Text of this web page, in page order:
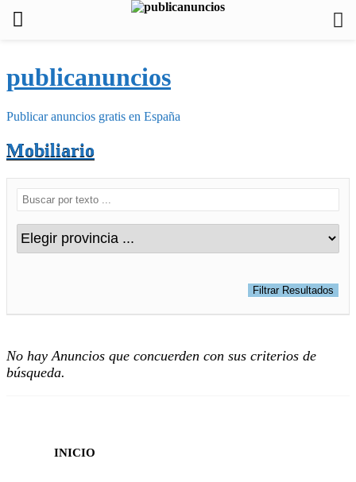
publicanuncios
Publicar anuncios gratis en España
Mobiliario
No hay Anuncios que concuerden con sus criterios de
búsqueda.
INICIO